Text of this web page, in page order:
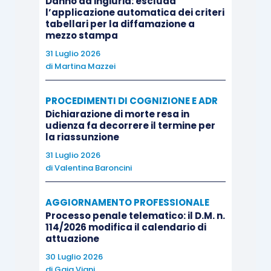
tenendo conto della donazione in favore
dell’estranea e, dunque, in misura più gravosa per
Includendo anche la donazione non soggetta a
collazione tra i valori da sommare alrelictum
infatti, sarebbe incrementato il valore della
massa e, di conseguenza, quello della porzione
di donazione da collazionare.
A parere dei giudici di legittimità il motivo è
fondato.
La Suprema Corte, nonostante non si trattasse di
l’applicazione automatica dei criteri
tabellari per la diffamazione a
mezzo stampa
31 Luglio 2026
di Martina Mazzei
PROCEDIMENTI DI COGNIZIONE E ADR
Dichiarazione di morte resa in
udienza fa decorrere il termine per
la riassunzione
31 Luglio 2026
diValentina Baroncini
AGGIORNAMENTO PROFESSIONALE
Processo penale telematico: il D.M. n.
114/2026 modifica il calendario di
attuazione
30 Luglio 2026